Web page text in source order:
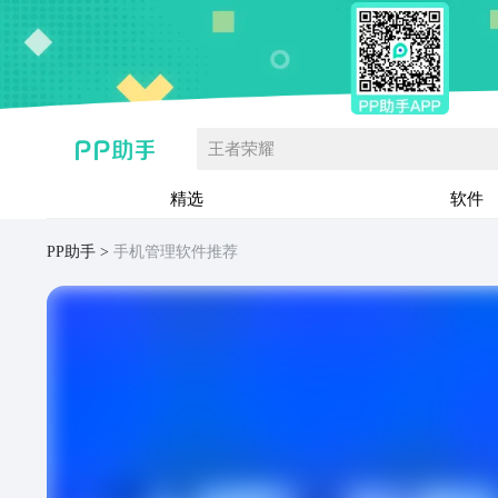
王者荣耀
精选 软件
PP助手 手机管理软件推荐